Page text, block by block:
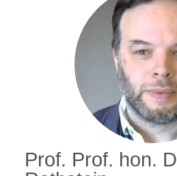
Prof. Prof. hon.